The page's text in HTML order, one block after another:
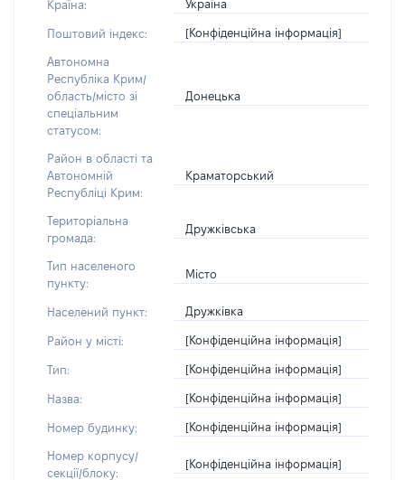
Країна: Україна
Поштовий індекс: [Конфіденційна інформація]
Автономна
Республіка Крим/
область/місто зі
спеціальним
статусом:
Донецька
Район в області та
Автономній
Республіці Крим:
Краматорський
Територіальна
громада:
Дружківська
Тип населеного
пункту:
Місто
Населений пункт: Дружківка
Район у місті: [Конфіденційна інформація]
Тип: [Конфіденційна інформація]
Назва: [Конфіденційна інформація]
Номер будинку: [Конфіденційна інформація]
Номер корпусу/
секції/блоку:
[Конфіденційна інформація]